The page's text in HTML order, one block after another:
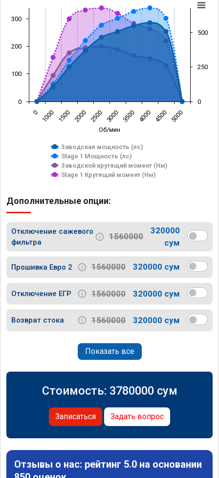
Об/мин
Заводская мощность (лс)
Stage 1 Мощность (лс)
Заводской крутящий момент (Нм)
Stage 1 Крутящий момент (Нм)
0 1000 1500 2000 2500 3000 3500 4000 4500 5000
0
100
200
300
0
250
500
Дополнительные опции:
Отключение сажевого
фильтра
1560000
320000
сум
Прошивка Евро 2 1560000 320000 сум
Отключение ЕГР 1560000 320000 сум
Возврат стока 1560000 320000 сум
Показать все
Стоимость: 3780000 сум
Записаться Задать вопрос
Отзывы о нас: рейтинг 5.0 на основании